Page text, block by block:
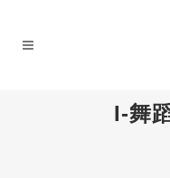
I-舞